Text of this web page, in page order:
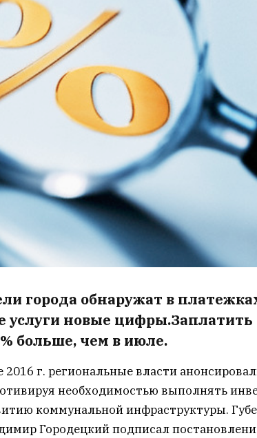
города обнаружат в
услуги новые цифры.Заплатить
больше, чем в июле.
г. региональные власти
необходимостью выполнять
коммунальной инфраструктуры.
Городецкий подписал